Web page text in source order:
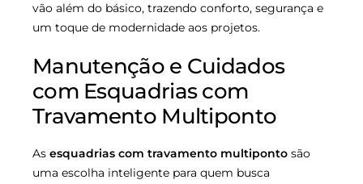
vão além do básico, trazendo conforto, segurança e
um toque de modernidade aos projetos.
Manutenção e Cuidados
com Esquadrias com
Travamento Multiponto
As esquadrias com travamento multiponto são
uma escolha inteligente para quem busca